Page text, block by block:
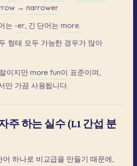
→ narrower
는 -er, 긴 단어는 more.
형태 모두 가능한 경우가 많아
이지만 more fun이 표준이며,
만 가끔 사용됩니다.
주 하는 실수 (L1 간섭 분
어 하나로 비교급을 만들기 때문에,